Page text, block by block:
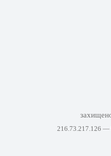
216.73.217.126 —